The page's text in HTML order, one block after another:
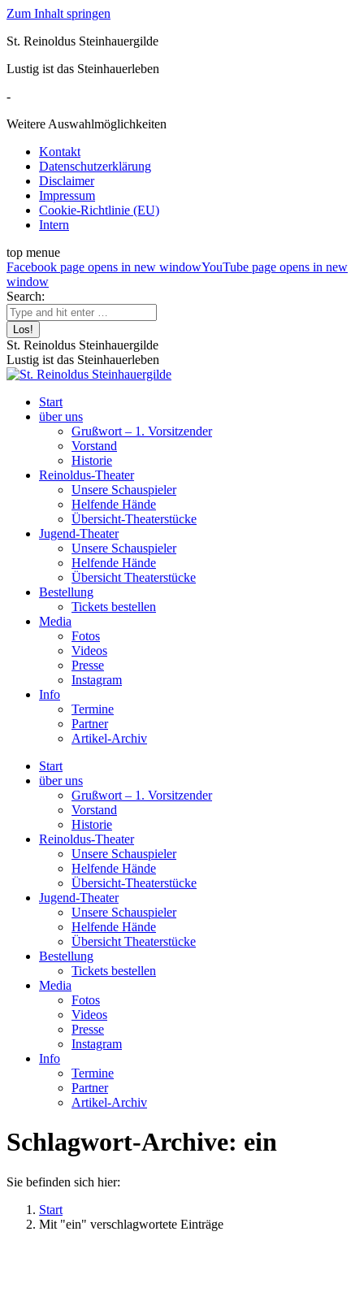
Zum Inhalt springen
St. Reinoldus Steinhauergilde
Lustig ist das Steinhauerleben
-
Weitere Auswahlmöglichkeiten
Kontakt
Datenschutzerklärung
Disclaimer
Impressum
Cookie-Richtlinie (EU)
Intern
top menue
Facebook page opens in new windowYouTube page opens in new
window
Search:
St. Reinoldus Steinhauergilde
Lustig ist das Steinhauerleben
Start
über uns
Grußwort – 1. Vorsitzender
Vorstand
Historie
Reinoldus-Theater
Unsere Schauspieler
Helfende Hände
Übersicht-Theaterstücke
Jugend-Theater
Unsere Schauspieler
Helfende Hände
Übersicht Theaterstücke
Bestellung
Tickets bestellen
Media
Fotos
Videos
Presse
Instagram
Info
Termine
Partner
Artikel-Archiv
Start
über uns
Grußwort – 1. Vorsitzender
Vorstand
Historie
Reinoldus-Theater
Unsere Schauspieler
Helfende Hände
Übersicht-Theaterstücke
Jugend-Theater
Unsere Schauspieler
Helfende Hände
Übersicht Theaterstücke
Bestellung
Tickets bestellen
Media
Fotos
Videos
Presse
Instagram
Info
Termine
Partner
Artikel-Archiv
Schlagwort-Archive: ein
Sie befinden sich hier:
Start
Mit "ein" verschlagwortete Einträge